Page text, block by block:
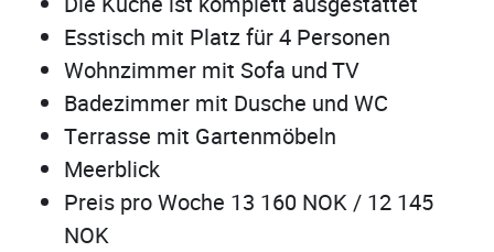
Esstisch mit Platz für 4 Personen
Wohnzimmer mit Sofa und TV
Badezimmer mit Dusche und WC
Terrasse mit Gartenmöbeln
Meerblick
Preis pro Woche 13 160 NOK / 12 145
NOK